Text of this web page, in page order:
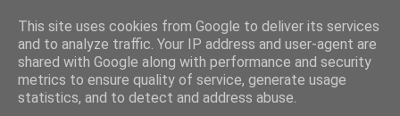
Αέναη επΑνάσταση
• Επιστήμη • Ψυχολογία • Λογοτεχνία • Τέχνες • Θεολογία •
Φιλοσοφία • Στοχασμοί... για τη μνήμη, τον άνθρωπο και το
Φως
This site uses cookies from Google to deliver its services
and to analyze traffic. Your IP address and user-agent are
shared with Google along with performance and security
metrics to ensure quality of service, generate usage
statistics, and to detect and address abuse.